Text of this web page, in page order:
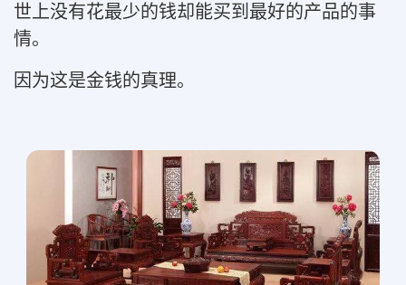
世上没有花最少的钱却能买到最好的产品的事
情。
因为这是金钱的真理。